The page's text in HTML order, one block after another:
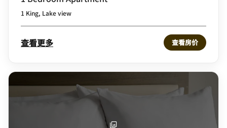
1 King, Lake view
查看更多 查看房价